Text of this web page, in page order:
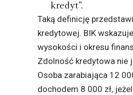
kredyt”.
Taką definicję
kredytowej. BIK
wysokości i okresu
Zdolność kredytowa nie
Osoba zarabiająca 12
dochodem 8 000 zł,